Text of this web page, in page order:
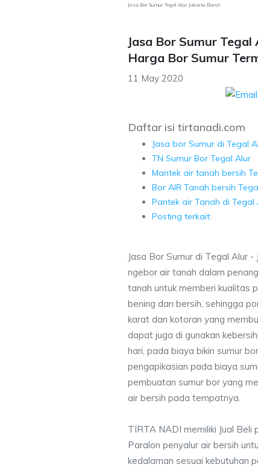
Jasa Bor Sumur Tegal Alur Jakarta Barat
Jasa Bor Sumur
Harga Bor Sumur
11 May 2020
Daftar isi tirtanadi.com
Jasa bor Sumur di Tegal
TN Sumur Bor Tegal Alur
Mantek air tanah bersih
Bor AIR Tanah bersih
Pantek air Tanah di Tegal
Posting terkait:
Jasa Bor Sumur di Tegal Alur
ngebor air tanah dalam
tanah untuk memberi kualitas
bening dan bersih, sehingga
karat dan kotoran yang
dapat juga di gunakan
hari, pada biaya bikin sumur
pengapikasian pada biaya
pembuatan sumur bor yang
air bersih pada tempatnya.
TIRTA NADI memiliki Jual
Paralon penyalur air bersih
kedalaman sesuai kebutuhan